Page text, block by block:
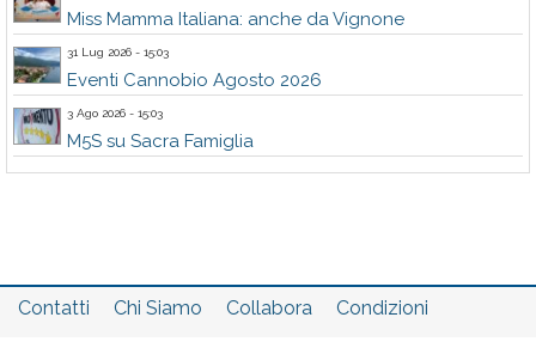
Miss Mamma Italiana: anche da Vignone
31 Lug 2026 - 15:03
Eventi Cannobio Agosto 2026
3 Ago 2026 - 15:03
M5S su Sacra Famiglia
Contatti Chi Siamo Collabora
Condizioni